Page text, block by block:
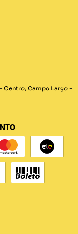
- Centro, Campo Largo -